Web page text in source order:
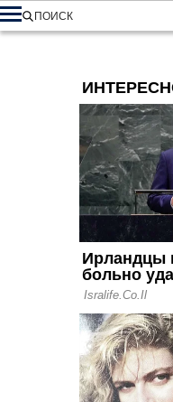
ПОИСК